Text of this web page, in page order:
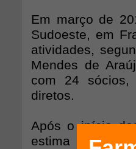
Em março de
Sudoeste, em
atividades,
Mendes de
com 24 sócios,
diretos.
Após o início
estima que,